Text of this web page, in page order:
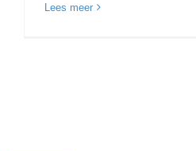
Lees meer